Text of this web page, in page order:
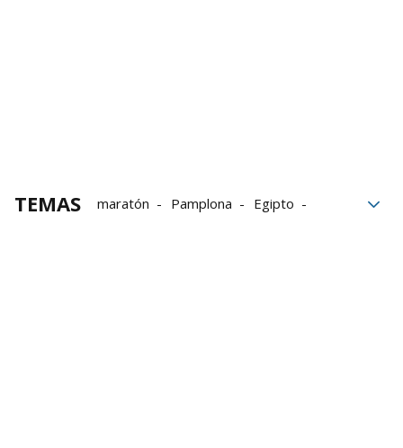
TEMAS maratón Pamplona
Egipto